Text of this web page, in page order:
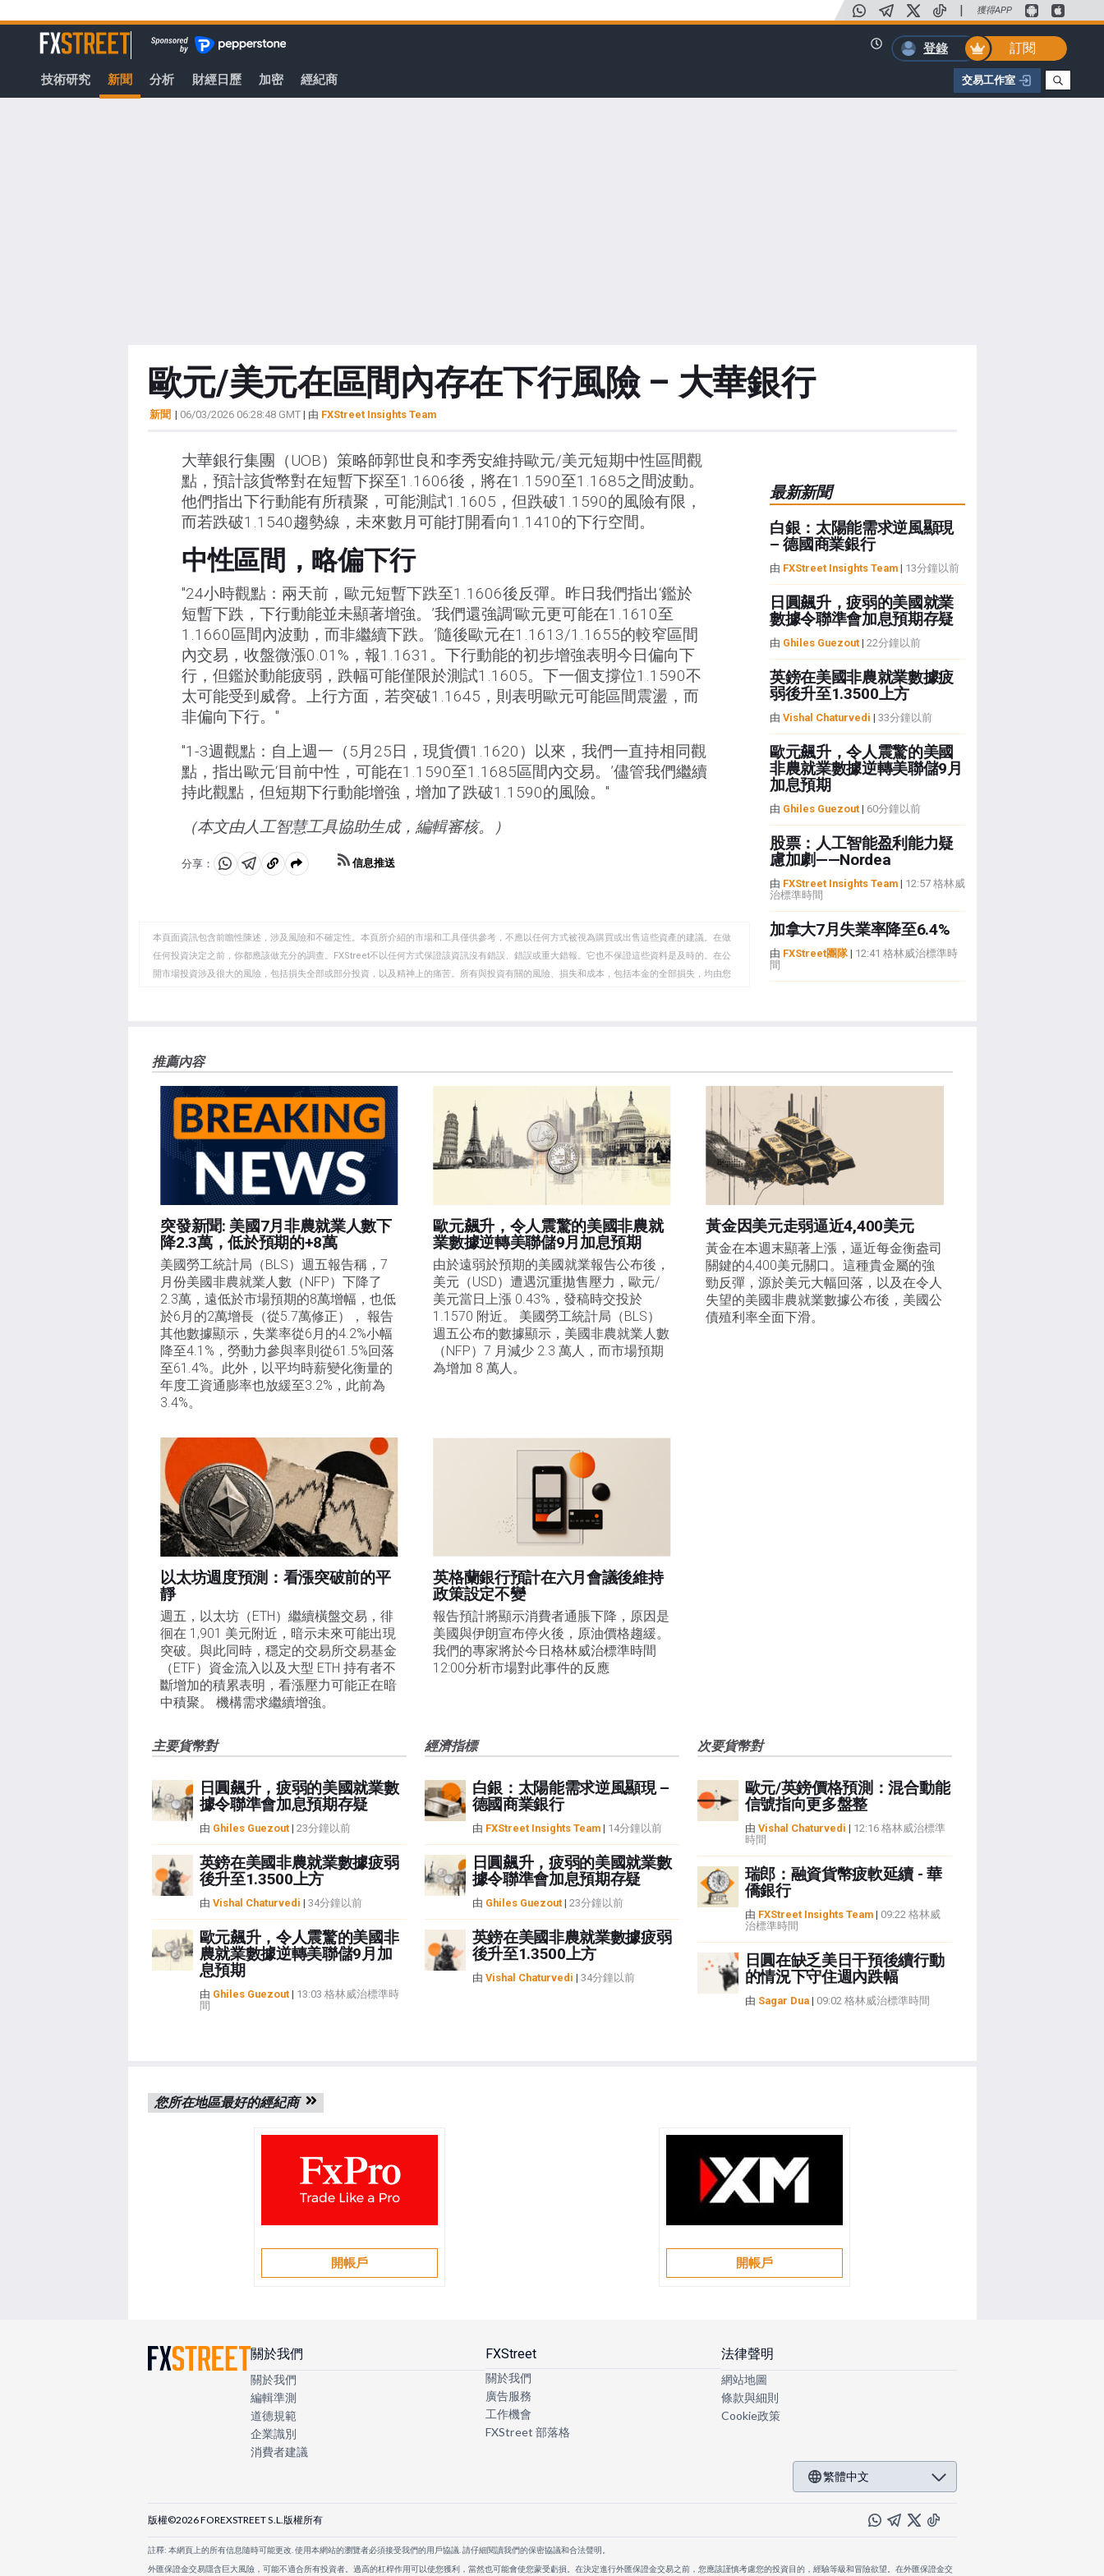
至
容
| 獲得APP
FXStreet
登錄
訂閱
技術研究 新聞 分析 財經日歷 加密 經紀商 交易工作室
歐元/美元在區間內存在下行風險 – 大華銀行
新聞 | 06/03/2026 06:28:48 GMT| 由 FXStreet Insights Team
大華銀行集團（UOB）策略師郭世良和李秀安維持歐元/美元短期中性區間觀
點，預計該貨幣對在短暫下探至1.1606後，將在1.1590至1.1685之間波動。
他們指出下行動能有所積聚，可能測試1.1605，但跌破1.1590的風險有限，
而若跌破1.1540趨勢線，未來數月可能打開看向1.1410的下行空間。
中性區間，略偏下行
"24小時觀點：兩天前，歐元短暫下跌至1.1606後反彈。昨日我們指出‘鑑於
短暫下跌，下行動能並未顯著增強。’我們還強調‘歐元更可能在1.1610至
1.1660區間內波動，而非繼續下跌。’隨後歐元在1.1613/1.1655的較窄區間
內交易，收盤微漲0.01%，報1.1631。下行動能的初步增強表明今日偏向下
行，但鑑於動能疲弱，跌幅可能僅限於測試1.1605。下一個支撐位1.1590不
太可能受到威脅。上行方面，若突破1.1645，則表明歐元可能區間震盪，而
非偏向下行。"
"1-3週觀點：自上週一（5月25日，現貨價1.1620）以來，我們一直持相同觀
點，指出歐元‘目前中性，可能在1.1590至1.1685區間內交易。’儘管我們繼續
持此觀點，但短期下行動能增強，增加了跌破1.1590的風險。"
（本文由人工智慧工具協助生成，編輯審核。）
分享：
分
WhatsApp
分
Telegram
複
剪
貼
板
信息推送
本頁面資訊包含前瞻性陳述，涉及風險和不確定性。本頁所介紹的市場和工具僅供參考，不應以任何方式被視為購買或出售這些資產的建議。在做
任何投資決定之前，你都應該做充分的調查。FXStreet不以任何方式保證該資訊沒有錯誤、錯誤或重大錯報。它也不保證這些資料是及時的。在公
開市場投資涉及很大的風險，包括損失全部或部分投資，以及精神上的痛苦。所有與投資有關的風險、損失和成本，包括本金的全部損失，均由您
失，傷害或損害由此資訊及其顯示或使用引起的。錯誤和遺漏除外。本文作者和FXStreet並非註冊投資顧問，本文內容無意提供任何投資建議。
最新新聞
白銀：太陽能需求逆風顯現
– 德國商業銀行
由 FXStreet Insights Team| 13分鐘以前
日圓飆升，疲弱的美國就業
數據令聯準會加息預期存疑
由 Ghiles Guezout| 22分鐘以前
英鎊在美國非農就業數據疲
弱後升至1.3500上方
由 Vishal Chaturvedi | 33分鐘以前
歐元飆升，令人震驚的美國
非農就業數據逆轉美聯儲9月
加息預期
由 Ghiles Guezout| 60分鐘以前
股票：人工智能盈利能力疑
慮加劇——Nordea
由 FXStreet Insights Team| 12:57 格林威
治標準時間
加拿大7月失業率降至6.4%
由 FXStreet團隊| 12:41 格林威治標準時
間
推薦內容
突發新聞: 美國7月非農就業人數下
降2.3萬，低於預期的+8萬
美國勞工統計局（BLS）週五報告稱，7
月份美國非農就業人數（NFP）下降了
2.3萬，遠低於市場預期的8萬增幅，也低
於6月的2萬增長（從5.7萬修正）， 報告
其他數據顯示，失業率從6月的4.2%小幅
降至4.1%，勞動力參與率則從61.5%回落
至61.4%。此外，以平均時薪變化衡量的
年度工資通膨率也放緩至3.2%，此前為
3.4%。
歐元飆升，令人震驚的美國非農就
業數據逆轉美聯儲9月加息預期
由於遠弱於預期的美國就業報告公布後，
美元（USD）遭遇沉重拋售壓力，歐元/
美元當日上漲 0.43%，發稿時交投於
1.1570 附近。 美國勞工統計局（BLS）
週五公布的數據顯示，美國非農就業人數
（NFP）7 月減少 2.3 萬人，而市場預期
為增加 8 萬人。
黃金因美元走弱逼近4,400美元
黃金在本週末顯著上漲，逼近每金衡盎司
關鍵的4,400美元關口。這種貴金屬的強
勁反彈，源於美元大幅回落，以及在令人
失望的美國非農就業數據公布後，美國公
債殖利率全面下滑。
以太坊週度預測：看漲突破前的平
靜
週五，以太坊（ETH）繼續橫盤交易，徘
徊在 1,901 美元附近，暗示未來可能出現
突破。與此同時，穩定的交易所交易基金
（ETF）資金流入以及大型 ETH 持有者不
斷增加的積累表明，看漲壓力可能正在暗
中積聚。 機構需求繼續增強。
英格蘭銀行預計在六月會議後維持
政策設定不變
報告預計將顯示消費者通脹下降，原因是
美國與伊朗宣布停火後，原油價格趨緩。
我們的專家將於今日格林威治標準時間
12:00分析市場對此事件的反應
主要貨幣對
日圓飆升，疲弱的美國就業數
據令聯準會加息預期存疑
由 Ghiles Guezout| 23分鐘以前
英鎊在美國非農就業數據疲弱
後升至1.3500上方
由 Vishal Chaturvedi | 34分鐘以前
歐元飆升，令人震驚的美國非
農就業數據逆轉美聯儲9月加
息預期
由 Ghiles Guezout| 13:03 格林威治標準時
間
經濟指標
白銀：太陽能需求逆風顯現 –
德國商業銀行
由 FXStreet Insights Team| 14分鐘以前
日圓飆升，疲弱的美國就業數
據令聯準會加息預期存疑
由 Ghiles Guezout| 23分鐘以前
英鎊在美國非農就業數據疲弱
後升至1.3500上方
由 Vishal Chaturvedi | 34分鐘以前
次要貨幣對
歐元/英鎊價格預測：混合動能
信號指向更多盤整
由 Vishal Chaturvedi | 12:16 格林威治標準
時間
瑞郎：融資貨幣疲軟延續 - 華
僑銀行
由 FXStreet Insights Team| 09:22 格林威
治標準時間
日圓在缺乏美日干預後續行動
的情況下守住週內跌幅
由 Sagar Dua| 09:02 格林威治標準時間
您所在地區最好的經紀商
開帳戶 開帳戶
關於我們
關於我們
編輯準測
道德規範
企業識別
消費者建議
FXStreet
關於我們
廣告服務
工作機會
FXStreet 部落格
法律聲明
網站地圖
條款與細則
Cookie政策
繁體中文
版權©2026 FOREXSTREET S.L.版權所有
註釋: 本網頁上的所有信息隨時可能更改. 使用本網站的瀏覽者必須接受我們的用戶協議. 請仔細閱讀我們的保密協議和合法聲明。
外匯保證金交易隱含巨大風險，可能不適合所有投資者。過高的杠桿作用可以使您獲利，當然也可能會使您蒙受虧損。在決定進行外匯保證金交易之前，您應該謹慎考慮您的投資目的，經驗等級和冒險欲望。在外匯保證金交